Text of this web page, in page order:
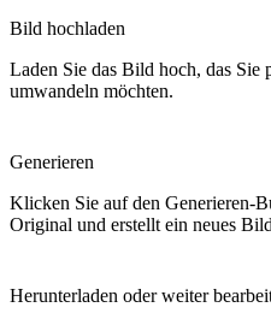
Bild hochladen
Laden Sie das Bild hoch, das
umwandeln möchten.
Generieren
Klicken Sie auf den Generieren-
Original und erstellt ein neues
Herunterladen oder weiter